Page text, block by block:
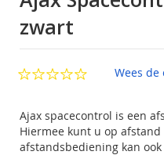
zwart
Wees
Ajax spacecontrol is een
Hiermee kunt u op
afstandsbediening kan